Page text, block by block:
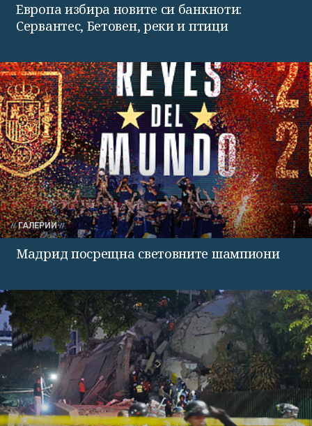
Европа избира новите си банкноти:
Сервантес, Бетовен, реки и птици
ГАЛЕРИИ
Мадрид посрещна световните шампиони